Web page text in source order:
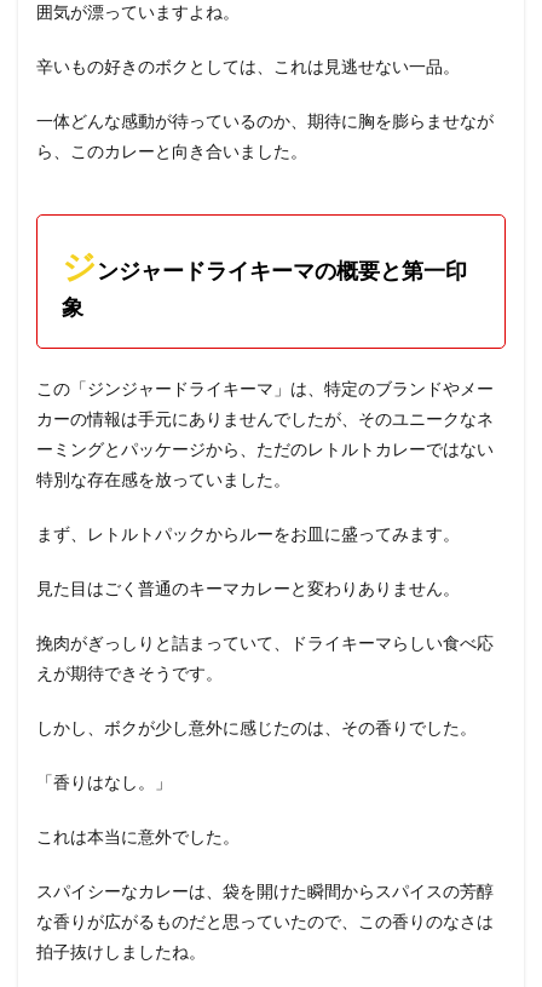
囲気が漂っていますよね。
辛いもの好きのボクとしては、これは見逃せない一品。
一体どんな感動が待っているのか、期待に胸を膨らませなが
ら、このカレーと向き合いました。
ジンジャードライキーマの概要と第一印
象
この「ジンジャードライキーマ」は、特定のブランドやメー
カーの情報は手元にありませんでしたが、そのユニークなネ
ーミングとパッケージから、ただのレトルトカレーではない
特別な存在感を放っていました。
まず、レトルトパックからルーをお皿に盛ってみます。
見た目はごく普通のキーマカレーと変わりありません。
挽肉がぎっしりと詰まっていて、ドライキーマらしい食べ応
えが期待できそうです。
しかし、ボクが少し意外に感じたのは、その香りでした。
「香りはなし。」
これは本当に意外でした。
スパイシーなカレーは、袋を開けた瞬間からスパイスの芳醇
な香りが広がるものだと思っていたので、この香りのなさは
拍子抜けしましたね。